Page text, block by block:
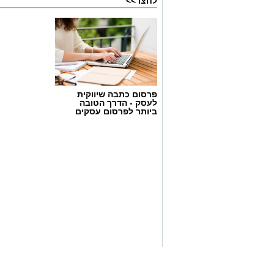
גיוס
במסגרת התפקיד יידרש המועמד להוביל
ולהוביל צוות מקצועי, לפתח תוכניות
פרסום כתבה שיווקית
לעסק - הדרך הטובה
ביותר לפרסום עסקים